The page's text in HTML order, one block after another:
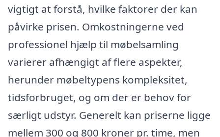
vigtigt at forstå, hvilke faktorer der kan
påvirke prisen. Omkostningerne ved
professionel hjælp til møbelsamling
varierer afhængigt af flere aspekter,
herunder møbeltypens kompleksitet,
tidsforbruget, og om der er behov for
særligt udstyr. Generelt kan priserne ligge
mellem 300 og 800 kroner pr. time, men